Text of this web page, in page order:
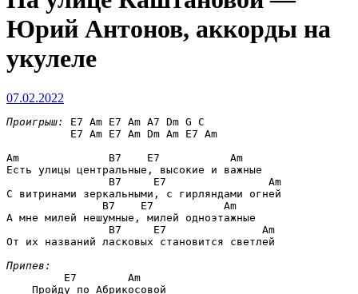
Юрий Антонов, аккорды на
укулеле
07.02.2022
Проигрыш:
E7 Am E7 Am A7 Dm G C
          E7 Am E7 Am Dm Am E7 Am
Am              B7    E7           Am
Есть улицы центральные, высокие и важные
B7     E7                Am
С витринами зеркальными, с гирляндами огней
B7    E7           Am
А мне милей нешумные, милей одноэтажные
B7     E7               Am
От их названий ласковых становится светлей
Припев:
E7        Am
    Пройду по Абрикосовой